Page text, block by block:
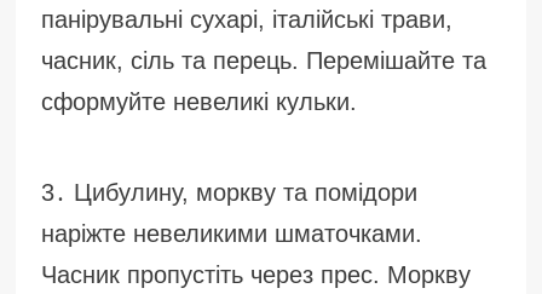
панірувальні сухарі, італійські трави,
часник, сіль та перець. Перемішайте та
сформуйте невеликі кульки.
3․ Цибулину, моркву та помідори
наріжте невеликими шматочками.
Часник пропустіть через прес. Моркву